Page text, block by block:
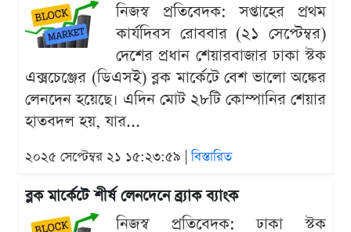
নিজস্ব প্রতিবেদক: সপ্তাহের প্রথম
কার্যদিবস রোববার (২১ সেপ্টেম্বর)
দেশের প্রধান শেয়ারবাজার ঢাকা স্টক
এক্সচেঞ্জের (ডিএসই) ব্লক মার্কেটে বেশ ভালো অঙ্কের
লেনদেন হয়েছে। এদিন মোট ২৮টি কোম্পানির শেয়ার
হাতবদল হয়, যার...
২০২৫ সেপ্টেম্বর ২১ ১৫:২৩:৫৯ |বিস্তারিত
ব্লক মার্কেটে শীর্ষ লেনদেনে ব্র্যাক ব্যাংক
নিজস্ব প্রতিবেদক: ঢাকা স্টক